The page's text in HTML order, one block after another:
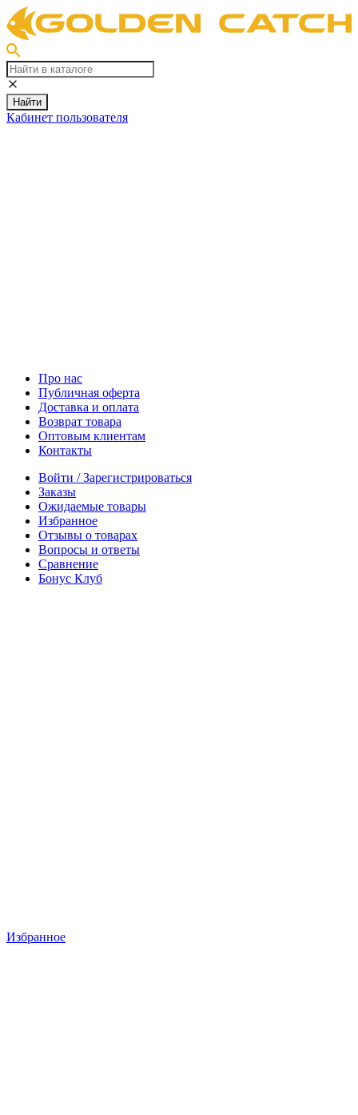
Найти
Кабинет пользователя
Про нас
Публичная оферта
Доставка и оплата
Возврат товара
Оптовым клиентам
Контакты
Войти / Зарегистрироваться
Заказы
Ожидаемые товары
Избранное
Отзывы о товарах
Вопросы и ответы
Сравнение
Бонус Клуб
Избранное